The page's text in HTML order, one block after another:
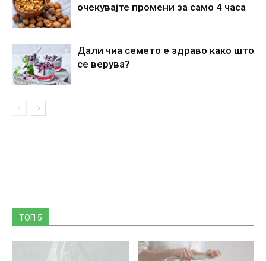
очекувајте промени за само 4 часа
Дали чиа семето е здраво како што
се верува?
ТОП 5